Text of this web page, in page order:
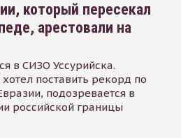
который пересекал
арестовали на
в СИЗО Уссурийска.
поставить рекорд по
подозревается в
российской границы